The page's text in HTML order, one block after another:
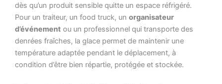
dès qu’un produit sensible quitte un espace réfrigéré.
Pour un traiteur, un food truck, un organisateur
d’événement ou un professionnel qui transporte des
denrées fraîches, la glace permet de maintenir une
température adaptée pendant le déplacement, à
condition d’être bien répartie, protégée et stockée.